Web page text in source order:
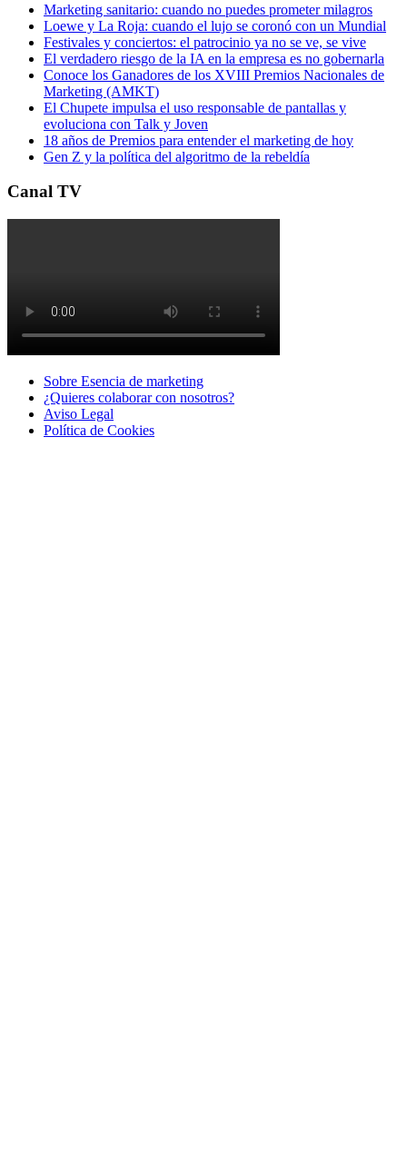
Marketing sanitario: cuando no puedes prometer milagros
Loewe y La Roja: cuando el lujo se coronó con un Mundial
Festivales y conciertos: el patrocinio ya no se ve, se vive
El verdadero riesgo de la IA en la empresa es no gobernarla
Conoce los Ganadores de los XVIII Premios Nacionales de
Marketing (AMKT)
El Chupete impulsa el uso responsable de pantallas y
evoluciona con Talk y Joven
18 años de Premios para entender el marketing de hoy
Gen Z y la política del algoritmo de la rebeldía
Canal TV
Sobre Esencia de marketing
¿Quieres colaborar con nosotros?
Aviso Legal
Polí­tica de Cookies